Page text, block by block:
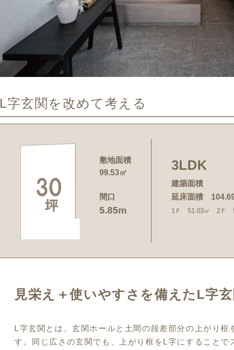
L字玄関を改めて考える
敷地面積
99.53㎡
間口
5.85m
3LDK
建築面積
延床面積
1Ｆ 51.03㎡ 2
見栄え＋使いやすさを備えたL字玄
L字玄関とは、玄関ホールと土間の段差部分の上がり框
す。同じ広さの玄関でも、上がり框をL字にすることで